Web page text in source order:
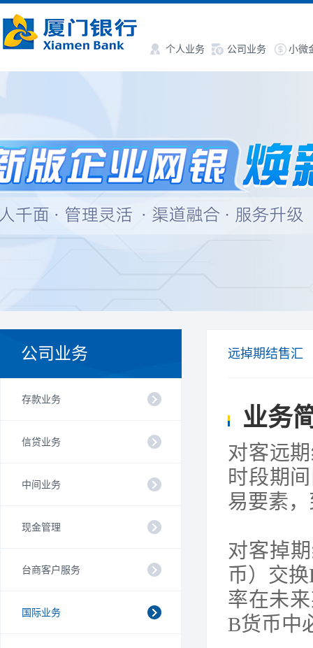
个人业务 公司业务 小微
公司业务
存款业务
信贷业务
中间业务
现金管理
台商客户服务
国际业务
远掉期结售汇
业务
对客远
时段期
易要素
对客掉
币）交换
率在未
B货币中